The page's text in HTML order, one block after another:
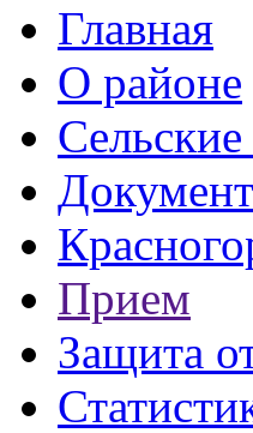
Главная
О районе
Прием
Защита